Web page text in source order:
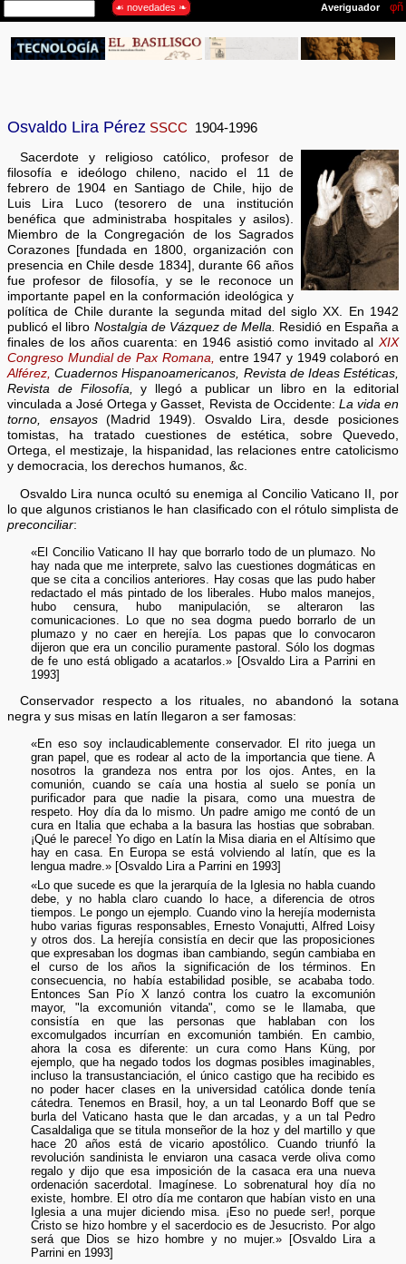
Osvaldo Lira Pérez SSCC 1904-1996
Sacerdote y religioso católico, profesor de
filosofía e ideólogo chileno, nacido el 11 de
febrero de 1904 en Santiago de Chile, hijo de
Luis Lira Luco (tesorero de una institución
benéfica que administraba hospitales y asilos).
Miembro de la Congregación de los Sagrados
Corazones [fundada en 1800, organización con
presencia en Chile desde 1834], durante 66 años
fue profesor de filosofía, y se le reconoce un
importante papel en la conformación ideológica y
política de Chile durante la segunda mitad del siglo XX. En 1942
publicó el libro Nostalgia de Vázquez de Mella. Residió en España a
finales de los años cuarenta: en 1946 asistió como invitado al XIX
Congreso Mundial de Pax Romana, entre 1947 y 1949 colaboró en
Alférez, Cuadernos Hispanoamericanos, Revista de Ideas Estéticas,
Revista de Filosofía, y llegó a publicar un libro en la editorial
vinculada a José Ortega y Gasset, Revista de Occidente: La vida en
torno, ensayos(Madrid 1949). Osvaldo Lira, desde posiciones
tomistas, ha tratado cuestiones de estética, sobre Quevedo,
Ortega, el mestizaje, la hispanidad, las relaciones entre catolicismo
y democracia, los derechos humanos, &c.
Osvaldo Lira nunca ocultó su enemiga al Concilio Vaticano II, por
lo que algunos cristianos le han clasificado con el rótulo simplista de
preconciliar:
«El Concilio Vaticano II hay que borrarlo todo de un plumazo. No
hay nada que me interprete, salvo las cuestiones dogmáticas en
que se cita a concilios anteriores. Hay cosas que las pudo haber
redactado el más pintado de los liberales. Hubo malos manejos,
hubo censura, hubo manipulación, se alteraron las
comunicaciones. Lo que no sea dogma puedo borrarlo de un
plumazo y no caer en herejía. Los papas que lo convocaron
dijeron que era un concilio puramente pastoral. Sólo los dogmas
de fe uno está obligado a acatarlos.» [Osvaldo Lira a Parrini en
1993]
Conservador respecto a los rituales, no abandonó la sotana
negra y sus misas en latín llegaron a ser famosas:
«En eso soy inclaudicablemente conservador. El rito juega un
gran papel, que es rodear al acto de la importancia que tiene. A
nosotros la grandeza nos entra por los ojos. Antes, en la
comunión, cuando se caía una hostia al suelo se ponía un
purificador para que nadie la pisara, como una muestra de
respeto. Hoy día da lo mismo. Un padre amigo me contó de un
cura en Italia que echaba a la basura las hostias que sobraban.
¡Qué le parece! Yo digo en Latín la Misa diaria en el Altísimo que
hay en casa. En Europa se está volviendo al latín, que es la
lengua madre.» [Osvaldo Lira a Parrini en 1993]
«Lo que sucede es que la jerarquía de la Iglesia no habla cuando
debe, y no habla claro cuando lo hace, a diferencia de otros
tiempos. Le pongo un ejemplo. Cuando vino la herejía modernista
hubo varias figuras responsables, Ernesto Vonajutti, Alfred Loisy
y otros dos. La herejía consistía en decir que las proposiciones
que expresaban los dogmas iban cambiando, según cambiaba en
el curso de los años la significación de los términos. En
consecuencia, no había estabilidad posible, se acababa todo.
Entonces San Pío X lanzó contra los cuatro la excomunión
mayor, "la excomunión vitanda", como se le llamaba, que
consistía en que las personas que hablaban con los
excomulgados incurrían en excomunión también. En cambio,
ahora la cosa es diferente: un cura como Hans Küng, por
ejemplo, que ha negado todos los dogmas posibles imaginables,
incluso la transustanciación, el único castigo que ha recibido es
no poder hacer clases en la universidad católica donde tenía
cátedra. Tenemos en Brasil, hoy, a un tal Leonardo Boff que se
burla del Vaticano hasta que le dan arcadas, y a un tal Pedro
Casaldaliga que se titula monseñor de la hoz y del martillo y que
hace 20 años está de vicario apostólico. Cuando triunfó la
revolución sandinista le enviaron una casaca verde oliva como
regalo y dijo que esa imposición de la casaca era una nueva
ordenación sacerdotal. Imagínese. Lo sobrenatural hoy día no
existe, hombre. El otro día me contaron que habían visto en una
Iglesia a una mujer diciendo misa. ¡Eso no puede ser!, porque
Cristo se hizo hombre y el sacerdocio es de Jesucristo. Por algo
será que Dios se hizo hombre y no mujer.» [Osvaldo Lira a
Parrini en 1993]